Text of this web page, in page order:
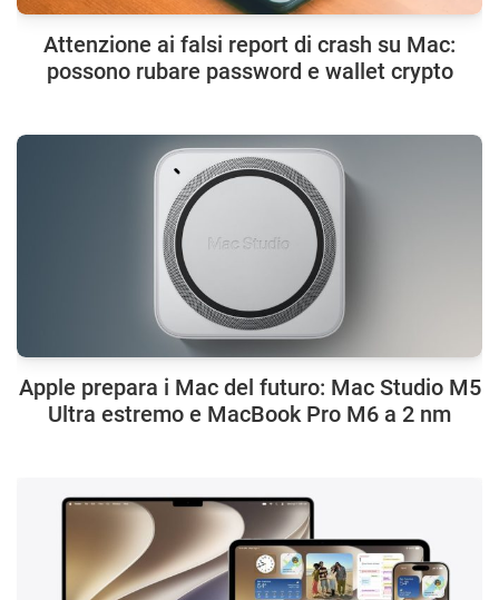
Attenzione ai falsi report di crash su Mac:
possono rubare password e wallet crypto
Apple prepara i Mac del futuro: Mac Studio M5
Ultra estremo e MacBook Pro M6 a 2 nm